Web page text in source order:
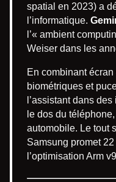
spatial en 2023) a
l’informatique.
l’« ambient
Weiser dans les
En combinant
biométriques et
l’assistant dans
le dos du
automobile. Le tout
Samsung promet
l’optimisation Arm